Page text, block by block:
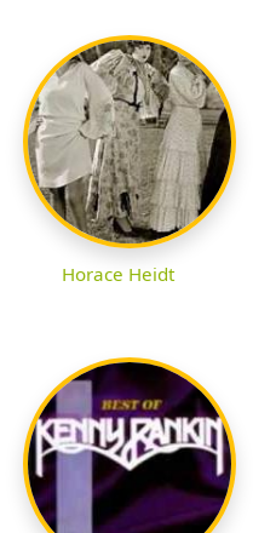
Horace Heidt